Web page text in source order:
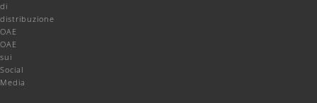
di
distribuzione
OAE
OAE
sui
Social
Media